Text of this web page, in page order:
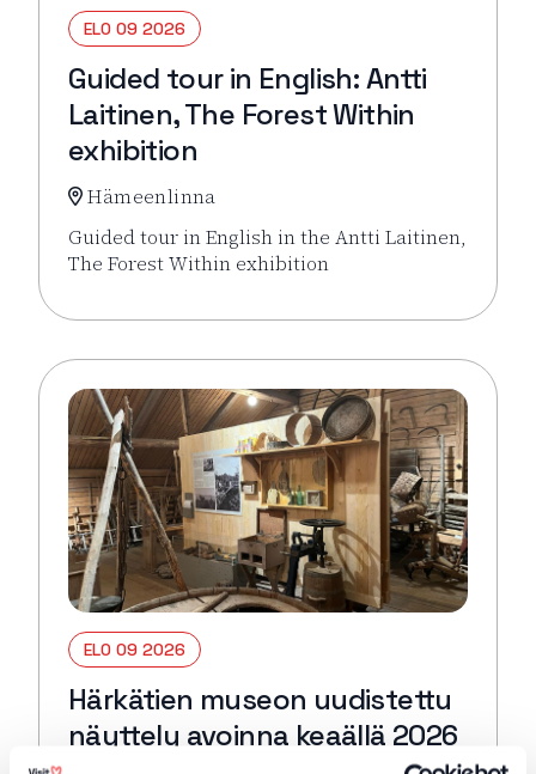
ELO 09 2026
Guided tour in English: Antti
Laitinen, The Forest Within
exhibition
Hämeenlinna
Guided tour in English in the Antti Laitinen,
The Forest Within exhibition
Lue lisää tapahtumasta Guided tour in English:
ELO 09 2026
Härkätien museon uudistettu
näyttely avoinna keaällä 2026